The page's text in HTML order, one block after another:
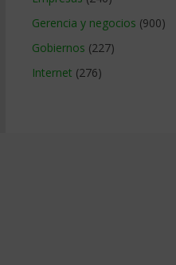
Gerencia y negocios (900)
Gobiernos (227)
Internet (276)